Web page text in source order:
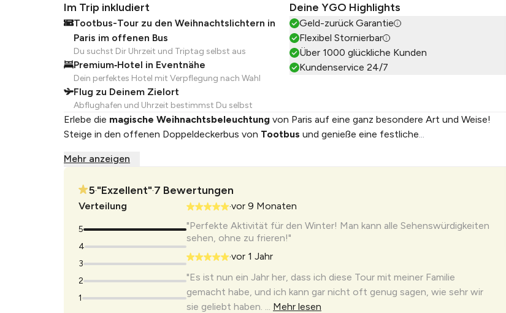
Im Trip inkludiert
Tootbus-Tour zu den Weihnachtslichtern in
Paris im offenen Bus
Du suchst Dir Uhrzeit und Triptag selbst aus
Premium‑Hotel in Eventnähe
Dein perfektes Hotel mit Verpflegung nach Wahl
Flug zu Deinem Zielort
Abflughafen und Uhrzeit bestimmst Du selbst
Deine YGO Highlights
Geld-zurück Garantie
Flexibel Stornierbar
Über 1000 glückliche Kunden
Kundenservice 24/7
Erlebe die magische Weihnachtsbeleuchtung von Paris auf eine ganz besondere Art und Weise!
Steige in den offenen Doppeldeckerbus von Tootbus und genieße eine festliche...
Mehr anzeigen
5• "Exzellent"• 7 Bewertungen
Verteilung
5
4
3
2
1
•vor 9 Monaten
"Perfekte Aktivität für den Winter! Man kann alle Sehenswürdigkeiten
sehen, ohne zu frieren!"
•vor 1 Jahr
"Es ist nun ein Jahr her, dass ich diese Tour mit meiner Familie
gemacht habe, und ich kann gar nicht oft genug sagen, wie sehr wir
sie geliebt haben. ... Mehr lesen